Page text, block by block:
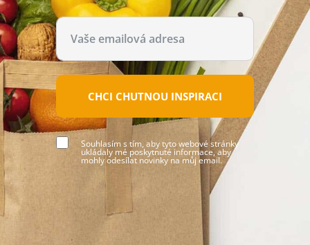
CHCI CHUTNOU INSPIRACI
Souhlasím s tím, aby tyto webové stránky
ukládaly mé poskytnuté informace, aby
mohly odesílat novinky na můj email.